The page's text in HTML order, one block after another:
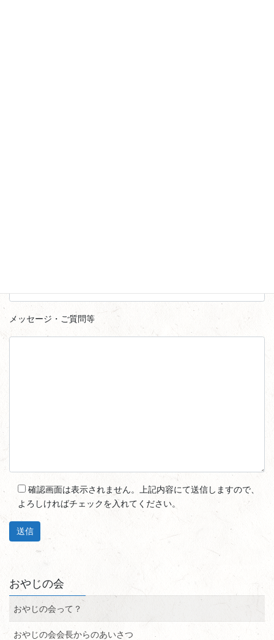
メッセージ・ご質問等
確認画面は表示されません。上記内容にて送信しますので、
よろしければチェックを入れてください。
おやじの会
おやじの会って？
おやじの会会長からのあいさつ